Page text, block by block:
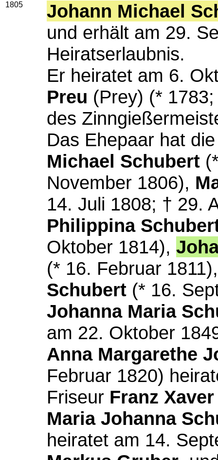
1805
Johann Michael
und erhält am 29.
Heiratserlaubnis.
Er heiratet am 6.
Preu (Prey) (*
des
Das Ehepaar hat
Michael Schubert
November 1806),
14. Juli 1808; † 29.
Philippina
Oktober 1814),
(* 16. Februar
Schubert (* 16.
Johanna Maria
am 22. Oktober
Anna Margarethe
Februar 1820)
Friseur Franz
Maria Johanna
heiratet am 14.